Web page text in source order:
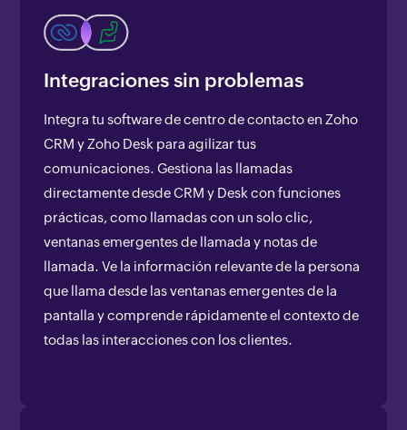
Integraciones sin problemas
Integra tu software de centro de contacto en Zoho
CRM y Zoho Desk para agilizar tus
comunicaciones. Gestiona las llamadas
directamente desde CRM y Desk con funciones
prácticas, como llamadas con un solo clic,
ventanas emergentes de llamada y notas de
llamada. Ve la información relevante de la persona
que llama desde las ventanas emergentes de la
pantalla y comprende rápidamente el contexto de
todas las interacciones con los clientes.